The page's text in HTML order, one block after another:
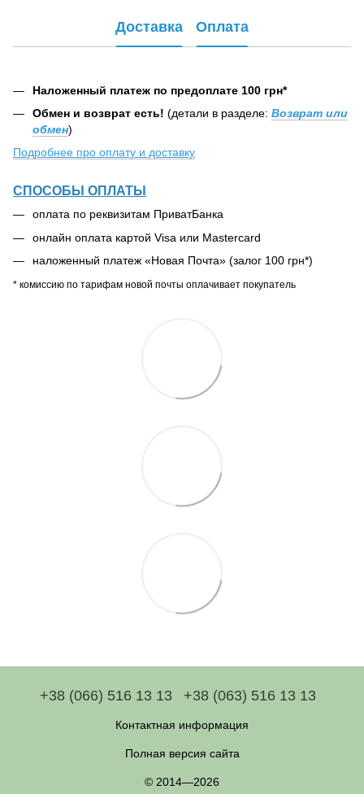
Доставка Оплата
Наложенный платеж по предоплате 100 грн*
Обмен и возврат есть! (детали в разделе: Возврат или
обмен)
Подробнее про оплату и доставку
СПОСОБЫ ОПЛАТЫ
оплата по реквизитам ПриватБанка
онлайн оплата картой Visa или Mastercard
наложенный платеж «Новая Почта» (залог 100 грн*)
* комиссию по тарифам новой почты оплачивает покупатель
+38 (066) 516 13 13 +38 (063) 516 13 13
Контактная информация
Полная версия сайта
© 2014—2026